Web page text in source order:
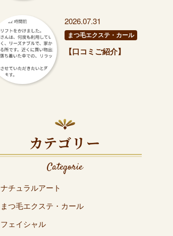
2026.07.31
まつ毛エクステ・カール
【口コミご紹介】
カテゴリー
Categorie
ナチュラルアート
まつ毛エクステ・カール
フェイシャル